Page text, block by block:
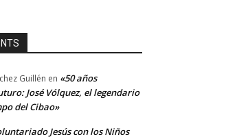
Guillén en «50 años
José Vólquez, el legendario
del Cibao»
Jesús con los Niños